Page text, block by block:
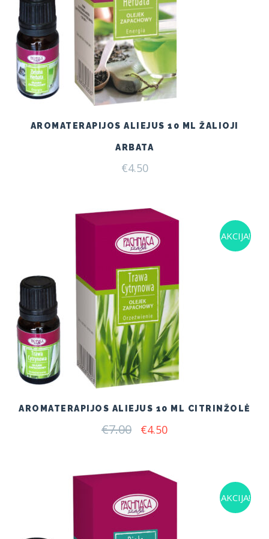
AROMATERAPIJOS ALIEJUS 10 ML ŽALIOJI
ARBATA
€4.50
AKCIJA!
AROMATERAPIJOS ALIEJUS 10 ML CITRINŽOLĖ
€7.00 Original
€4.50Current
AKCIJA!